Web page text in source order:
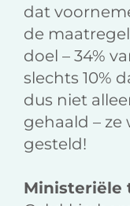
dat
de
doel – 34%
slechts 10%
dus niet
gehaald –
gesteld!
Ministeriële